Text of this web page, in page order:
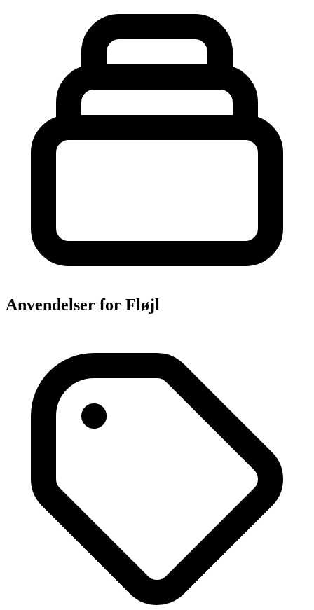
Anvendelser for Fløjl